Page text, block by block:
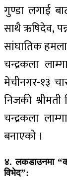
गुण्डा लगाई
साथै ऋषिदेव,
सांघातिक हमला
चन्द्रकला
मेचीनगर-१३
निजकी श्रीमती
चन्द्रकला
बनाएको ।
४. लकडाउनमा
विभेद”: